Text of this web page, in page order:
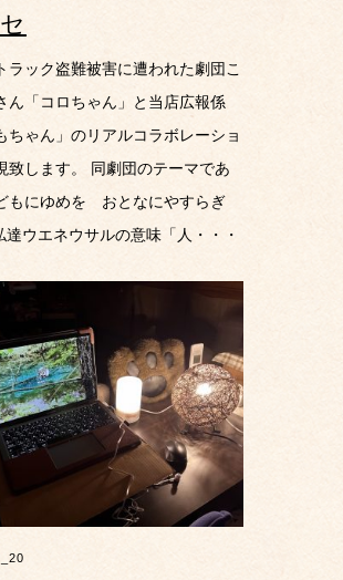
ラック盗難被害に遭われた劇団こ
ん「コロちゃん」と当店広報係
ちゃん」のリアルコラボレーショ
致します。 同劇団のテーマであ
もにゆめを おとなにやすらぎ
達ウエネウサルの意味「人・・・